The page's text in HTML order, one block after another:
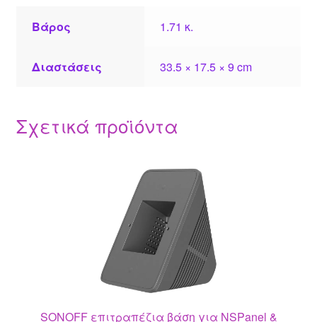
Βάρος 1.71 κ.
Διαστάσεις 33.5 × 17.5 × 9 cm
Σχετικά προϊόντα
SONOFF επιτραπέζια βάση για NSPanel &